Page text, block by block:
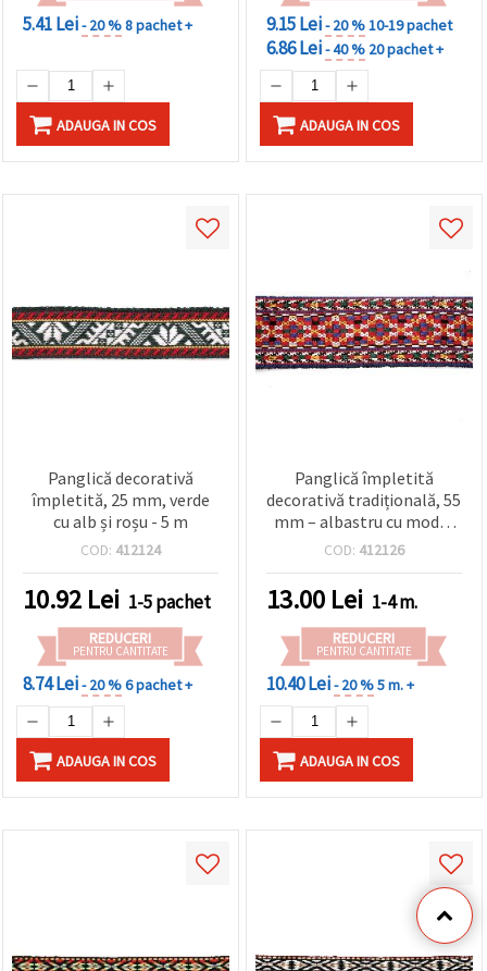
5.41 Lei- 20 %8 pachet +
ADAUGA IN COS
9.15 Lei- 20 %10-19 pachet
6.86 Lei- 40 % 20 pachet +
ADAUGA IN COS
Panglică decorativă
împletită, 25 mm, verde
cu alb și roșu - 5 m
COD: 412124
10.92 Lei 1-5 pachet
REDUCERI
PENTRU CANTITATE
8.74 Lei- 20 %6 pachet +
ADAUGA IN COS
Panglică împletită
decorativă tradițională, 55
mm – albastru cu model
roșu, 1 m, pentru costume
proiecte DIY/handmade
COD: 412126
13.00 Lei 1-4 m.
REDUCERI
PENTRU CANTITATE
10.40 Lei- 20 %5 m. +
ADAUGA IN COS